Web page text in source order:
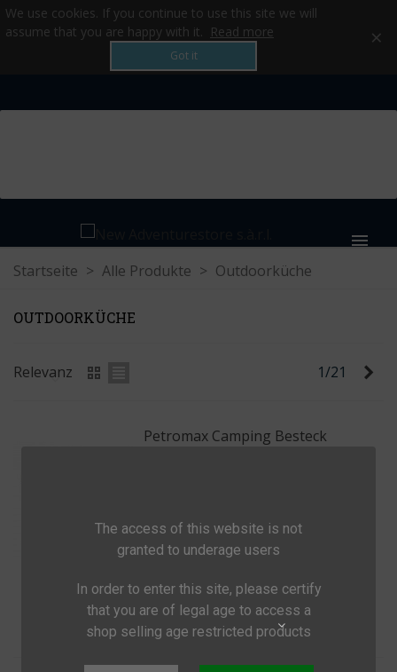
We use cookies. If you continue to use this site we will
assume that you are happy with it. Read more
Got it
×
The access of this website is not
granted to underage users
In order to enter this site, please certify
that you are of legal age to access a
shop selling age restricted products
Startseite > Alle Produkte > Outdoorküche
OUTDOORKÜCHE
Relevanz 1/21
Petromax Camping Besteck
Gabel
In den Warenkorb
Vorschau Share